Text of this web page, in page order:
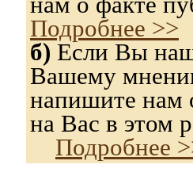
Подробнее >>
б) Если Вы
Вашему
напишите нам
на Вас в этом
Подробнее